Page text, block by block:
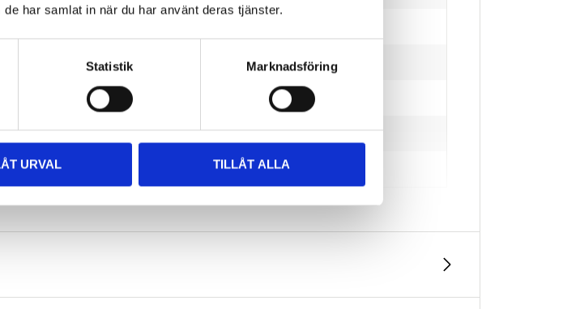
har samlat in när du har använt deras tjänster.
Statistik Marknadsföring
URVAL TILLÅT ALLA
160 mm
1,57 kg
ALL